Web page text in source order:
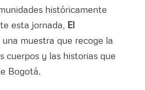
históricamente
esta jornada, El
muestra que recoge la
cuerpos y las historias que
Bogotá.